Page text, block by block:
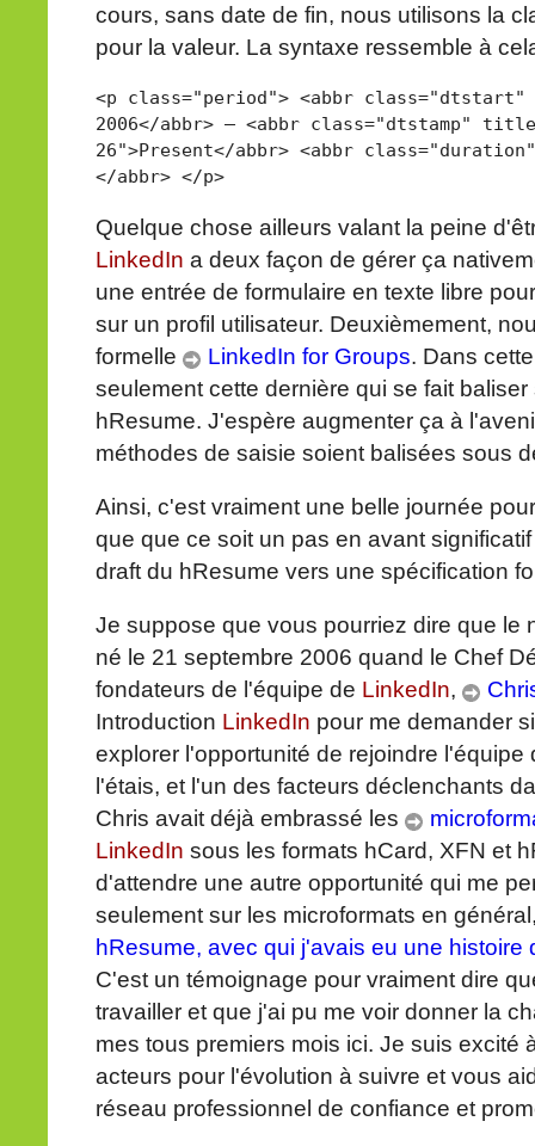
cours, sans date de fin, nous utilisons la
pour la valeur. La syntaxe ressemble à
<p class="period"> <abbr class="dtstart"
2006</abbr> — <abbr class="dtstamp"
26">Present</abbr> <abbr
</abbr> </p>
Quelque chose ailleurs valant la peine
LinkedIn a deux façon de gérer ça
une entrée de formulaire en texte libre
sur un profil utilisateur. Deuxièmement,
formelle
LinkedIn for Groups. Dans
seulement cette dernière qui se fait
hResume. J'espère augmenter ça à
méthodes de saisie soient balisées sous
Ainsi, c'est vraiment une belle journée
que que ce soit un pas en avant
draft du hResume vers une spécification
Je suppose que vous pourriez dire que le
né le 21 septembre 2006 quand le Chef
fondateurs de l'équipe de LinkedIn,
Introduction LinkedIn pour me demander
explorer l'opportunité de rejoindre l'équipe
l'étais, et l'un des facteurs déclenchants
Chris avait déjà embrassé les
LinkedIn sous les formats hCard, XFN et
d'attendre une autre opportunité qui me
seulement sur les microformats en
hResume, avec qui j'avais eu une histoire
C'est un témoignage pour vraiment dire
travailler et que j'ai pu me voir donner la
mes tous premiers mois ici. Je suis excité
acteurs pour l'évolution à suivre et vous
réseau professionnel de confiance et